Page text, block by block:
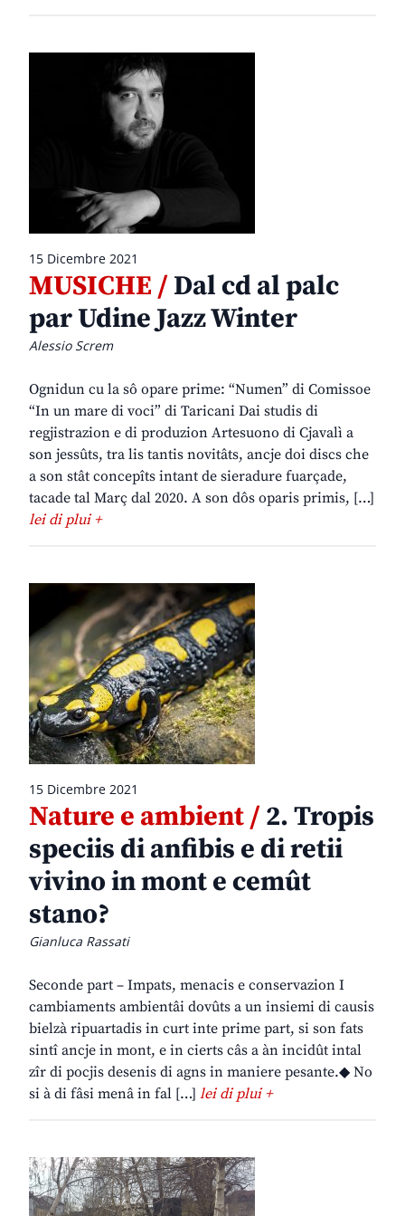
15 Dicembre 2021
MUSICHE /Dal cd al palc
par Udine Jazz Winter
Alessio Screm
Ognidun cu la sô opare prime: “Numen” di Comissoe
“In un mare di voci” di Taricani Dai studis di
regjistrazion e di produzion Artesuono di Cjavalì a
son jessûts, tra lis tantis novitâts, ancje doi discs che
a son stât concepîts intant de sieradure fuarçade,
tacade tal Març dal 2020. A son dôs oparis primis, […]
lei di plui +
15 Dicembre 2021
Nature e ambient /2. Tropis
speciis di anfibis e di retii
vivino in mont e cemût
stano?
Gianluca Rassati
Seconde part – Impats, menacis e conservazion I
cambiaments ambientâi dovûts a un insiemi di causis
bielzà ripuartadis in curt inte prime part, si son fats
sintî ancje in mont, e in cierts câs a àn incidût intal
zîr di pocjis desenis di agns in maniere pesante.◆ No
si à di fâsi menâ in fal […] lei di plui +